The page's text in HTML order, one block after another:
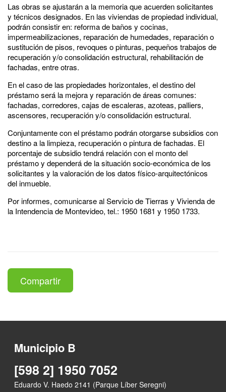
Las obras se ajustarán a la memoria que acuerden solicitantes
y técnicos designados. En las viviendas de propiedad individual,
podrán consistir en: reforma de baños y cocinas,
impermeabilizaciones, reparación de humedades, reparación o
sustitución de pisos, revoques o pinturas, pequeños trabajos de
recuperación y/o consolidación estructural, rehabilitación de
fachadas, entre otras.
En el caso de las propiedades horizontales, el destino del
préstamo será la mejora y reparación de áreas comunes:
fachadas, corredores, cajas de escaleras, azoteas, palliers,
ascensores, recuperación y/o consolidación estructural.
Conjuntamente con el préstamo podrán otorgarse subsidios con
destino a la limpieza, recuperación o pintura de fachadas. El
porcentaje de subsidio tendrá relación con el monto del
préstamo y dependerá de la situación socio-económica de los
solicitantes y la valoración de los datos físico-arquitectónicos
del inmueble.
Por informes, comunicarse al Servicio de Tierras y Vivienda de
la Intendencia de Montevideo, tel.: 1950 1681 y 1950 1733.
Compartir
Municipio B
[598 2] 1950 7052
Eduardo V. Haedo 2141 (Parque Líber Seregni)